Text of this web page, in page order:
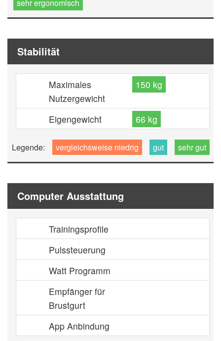
sehr ergonomisch
Stabilität
Maximales
Nutzergewicht
150 kg
Eigengewicht 66 kg
Legende: vergleichsweise niedrig gut sehr gut
Computer Ausstattung
Trainingsprofile
Pulssteuerung
Watt Programm
Empfänger für
Brustgurt
App Anbindung